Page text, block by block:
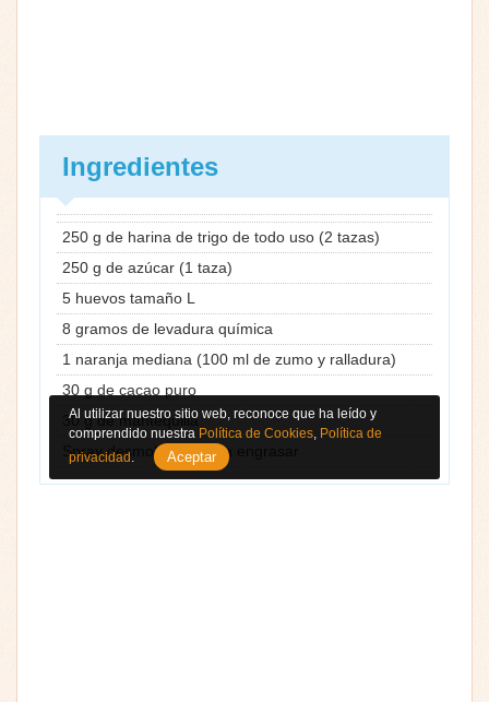
Ingredientes
250 g de harina de trigo de todo uso (2 tazas)
250 g de azúcar (1 taza)
5 huevos tamaño L
8 gramos de levadura química
1 naranja mediana (100 ml de zumo y ralladura)
30 g de cacao puro
30 g de mantequilla
Spray desmoldante para engrasar
Al utilizar nuestro sitio web, reconoce que ha leído y
comprendido nuestra Política de Cookies, Política de
privacidad . Aceptar